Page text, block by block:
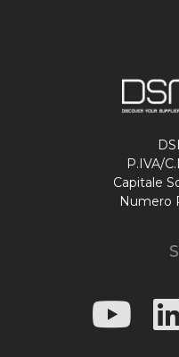
P.IVA/
Capitale
Numero